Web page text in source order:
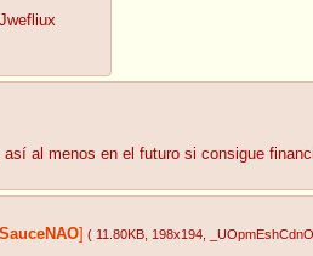
al menos en el futuro si consigue
SauceNAO] ( 11.80KB , 198x194 ,